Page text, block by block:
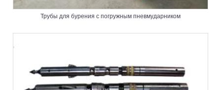
Трубы для бурения с погружным пневмударником